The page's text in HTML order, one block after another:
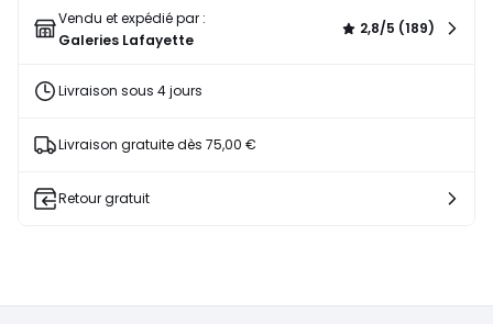
Vendu et expédié par :
Galeries Lafayette
2,8/5 (189)
Livraison sous 4 jours
Livraison gratuite dès 75,00 €
Retour gratuit